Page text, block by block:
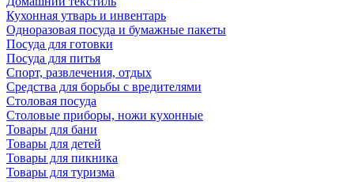
Кухонная утварь и инвентарь
Одноразовая посуда и бумажные пакеты
Посуда для готовки
Посуда для питья
Спорт, развлечения, отдых
Средства для борьбы с вредителями
Столовая посуда
Столовые приборы, ножи кухонные
Товары для бани
Товары для детей
Товары для пикника
Товары для туризма